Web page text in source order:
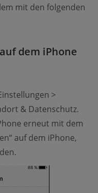
mit den folgenden
dem iPhone
>
& Datenschutz.
erneut mit dem
auf dem iPhone,